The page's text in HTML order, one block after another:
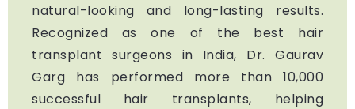
natural-looking and long-lasting results.
Recognized as one of the best hair
transplant surgeons in India, Dr. Gaurav
Garg has performed more than 10,000
successful hair transplants, helping